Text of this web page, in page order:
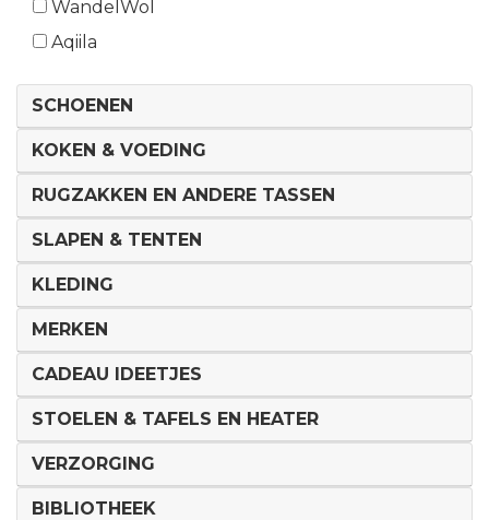
WandelWol
Aqiila
SCHOENEN
KOKEN & VOEDING
RUGZAKKEN EN ANDERE TASSEN
SLAPEN & TENTEN
KLEDING
MERKEN
CADEAU IDEETJES
STOELEN & TAFELS EN HEATER
VERZORGING
BIBLIOTHEEK